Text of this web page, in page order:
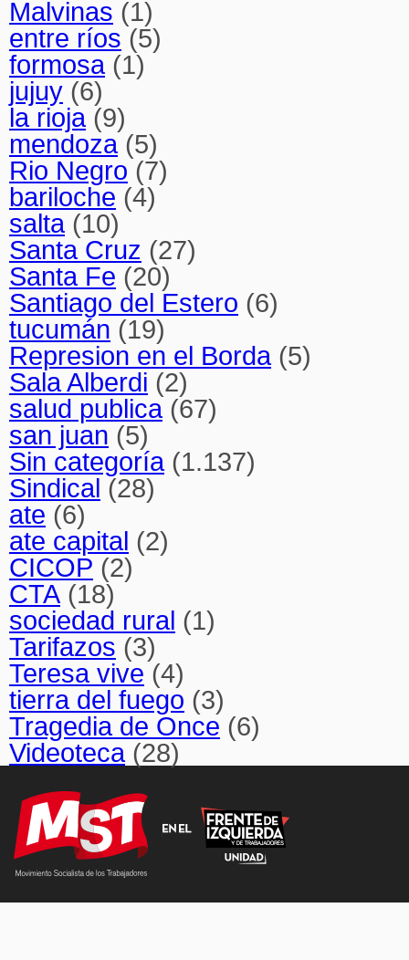
Malvinas (1)
entre ríos (5)
formosa(1)
jujuy (6)
la rioja(9)
mendoza(5)
Rio Negro (7)
bariloche (4)
salta(10)
Santa Cruz (27)
Santa Fe (20)
Santiago del Estero (6)
tucumán (19)
Represion en el Borda(5)
Sala Alberdi (2)
salud publica(67)
san juan (5)
Sin categoría(1.137)
Sindical (28)
ate (6)
ate capital (2)
CICOP (2)
CTA (18)
sociedad rural (1)
Tarifazos (3)
Teresa vive (4)
tierra del fuego (3)
Tragedia de Once (6)
Videoteca(28)